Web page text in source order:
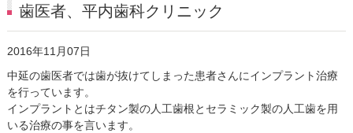
歯医者、平内歯科クリニック
2016年11月07日
中延の歯医者では歯が抜けてしまった患者さんにインプラント治療
を行っています。
インプラントとはチタン製の人工歯根とセラミック製の人工歯を用
いる治療の事を言います。